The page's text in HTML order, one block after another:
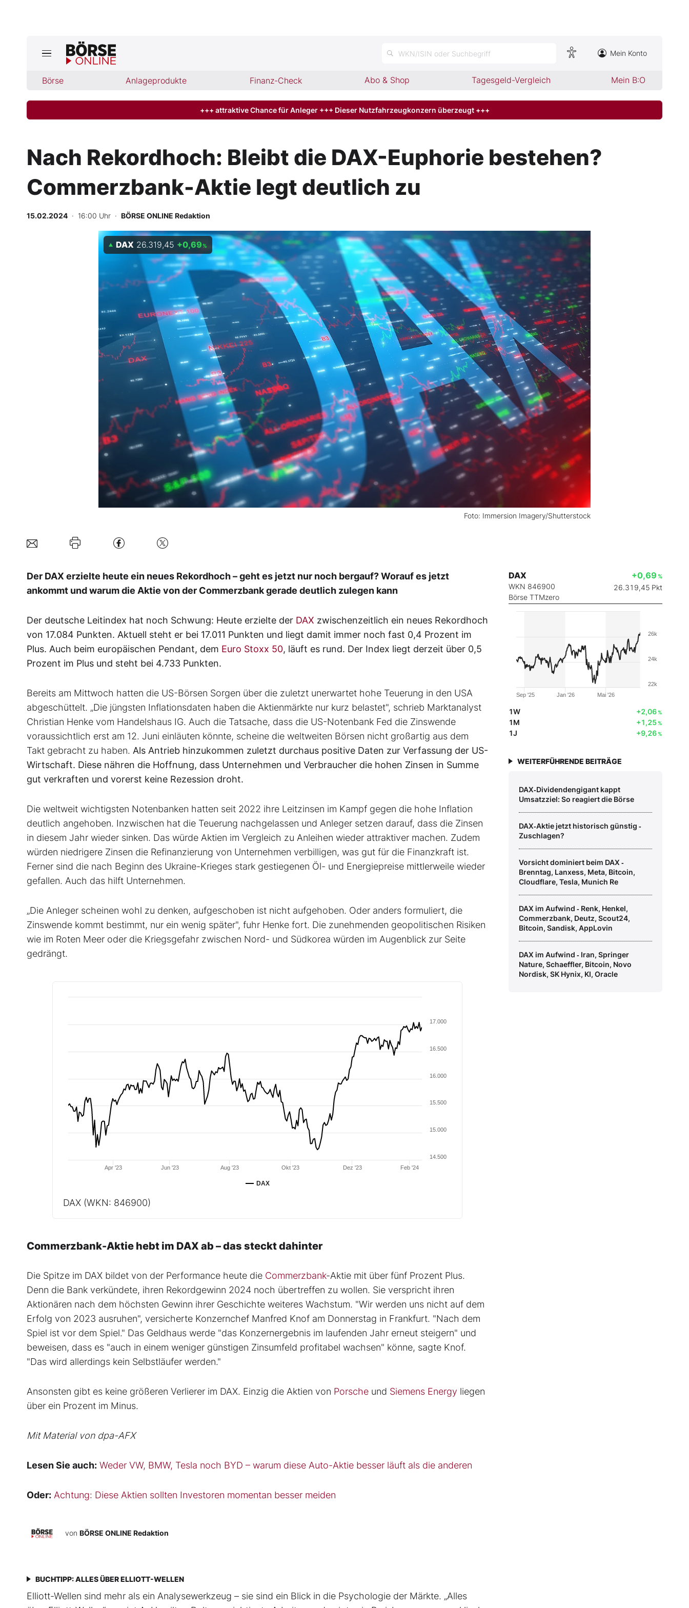
WKN/ISIN oder Suchbegriff Mein Konto
Börse Anlageprodukte Finanz-Check Abo & Shop Tagesgeld-Vergleich Mein B:O
Börse
Abo & Shop
BO-Musterdepots
Experten
Mein B:O
Mein Konto
Kontakt
+++ attraktive Chance für Anleger +++ Dieser Nutzfahrzeugkonzern überzeugt +++
Nach Rekordhoch: Bleibt die DAX-Euphorie bestehen?
Commerzbank-Aktie legt deutlich zu
15.02.2024 · 16:00 Uhr · BÖRSE ONLINE Redaktion
Foto: Immersion Imagery/Shutterstock
DAX 26.319,45 +0,69 %
Der DAX erzielte heute ein neues Rekordhoch – geht es jetzt nur noch bergauf? Worauf es jetzt
ankommt und warum die Aktie von der Commerzbank gerade deutlich zulegen kann
Der deutsche Leitindex hat noch Schwung: Heute erzielte der DAX zwischenzeitlich ein neues Rekordhoch
von 17.084 Punkten. Aktuell steht er bei 17.011 Punkten und liegt damit immer noch fast 0,4 Prozent im
Plus. Auch beim europäischen Pendant, dem Euro Stoxx 50, läuft es rund. Der Index liegt derzeit über 0,5
Prozent im Plus und steht bei 4.733 Punkten.
Bereits am Mittwoch hatten die US-Börsen Sorgen über die zuletzt unerwartet hohe Teuerung in den USA
abgeschüttelt. „Die jüngsten Inflationsdaten haben die Aktienmärkte nur kurz belastet", schrieb Marktanalyst
Christian Henke vom Handelshaus IG. Auch die Tatsache, dass die US-Notenbank Fed die Zinswende
voraussichtlich erst am 12. Juni einläuten könnte, scheine die weltweiten Börsen nicht großartig aus dem
Takt gebracht zu haben. Als Antrieb hinzukommen zuletzt durchaus positive Daten zur Verfassung der US-
Wirtschaft. Diese nähren die Hoffnung, dass Unternehmen und Verbraucher die hohen Zinsen in Summe
gut verkraften und vorerst keine Rezession droht.
Die weltweit wichtigsten Notenbanken hatten seit 2022 ihre Leitzinsen im Kampf gegen die hohe Inflation
deutlich angehoben. Inzwischen hat die Teuerung nachgelassen und Anleger setzen darauf, dass die Zinsen
in diesem Jahr wieder sinken. Das würde Aktien im Vergleich zu Anleihen wieder attraktiver machen. Zudem
würden niedrigere Zinsen die Refinanzierung von Unternehmen verbilligen, was gut für die Finanzkraft ist.
Ferner sind die nach Beginn des Ukraine-Krieges stark gestiegenen Öl- und Energiepreise mittlerweile wieder
gefallen. Auch das hilft Unternehmen.
„Die Anleger scheinen wohl zu denken, aufgeschoben ist nicht aufgehoben. Oder anders formuliert, die
Zinswende kommt bestimmt, nur ein wenig später", fuhr Henke fort. Die zunehmenden geopolitischen Risiken
wie im Roten Meer oder die Kriegsgefahr zwischen Nord- und Südkorea würden im Augenblick zur Seite
gedrängt.
DAX
Apr '23 Jun '23 Aug '23 Okt '23 Dez '23 Feb '24
14.500
15.000
15.500
16.000
16.500
17.000
DAX (WKN: 846900)
Commerzbank-Aktie hebt im DAX ab – das steckt dahinter
Die Spitze im DAX bildet von der Performance heute die Commerzbank-Aktie mit über fünf Prozent Plus.
Denn die Bank verkündete, ihren Rekordgewinn 2024 noch übertreffen zu wollen. Sie verspricht ihren
Aktionären nach dem höchsten Gewinn ihrer Geschichte weiteres Wachstum. "Wir werden uns nicht auf dem
Erfolg von 2023 ausruhen", versicherte Konzernchef Manfred Knof am Donnerstag in Frankfurt. "Nach dem
Spiel ist vor dem Spiel." Das Geldhaus werde "das Konzernergebnis im laufenden Jahr erneut steigern" und
beweisen, dass es "auch in einem weniger günstigen Zinsumfeld profitabel wachsen" könne, sagte Knof.
"Das wird allerdings kein Selbstläufer werden."
Ansonsten gibt es keine größeren Verlierer im DAX. Einzig die Aktien von Porsche und Siemens Energy liegen
über ein Prozent im Minus.
Mit Material von dpa-AFX
Lesen Sie auch: Weder VW, BMW, Tesla noch BYD – warum diese Auto-Aktie besser läuft als die anderen
Oder: Achtung: Diese Aktien sollten Investoren momentan besser meiden
von BÖRSE ONLINE Redaktion
BUCHTIPP: ALLES ÜBER ELLIOTT-WELLEN
Elliott-Wellen sind mehr als ein Analysewerkzeug – sie sind ein Blick in die Psychologie der Märkte. „Alles
DAX
WKN 846900
Börse TTMzero
+0,69 %
26.319,45 Pkt
Jan '26
Sep '25 Mai '26
22k
24k
26k
1W +2,06%
1M +1,25%
1J +9,26%
WEITERFÜHRENDE BEITRÄGE
DAX‑Dividendengigant kappt
Umsatzziel: So reagiert die Börse
DAX‑Aktie jetzt historisch günstig ‑
Zuschlagen?
Vorsicht dominiert beim DAX ‑
Brenntag, Lanxess, Meta, Bitcoin,
Cloudflare, Tesla, Munich Re
DAX im Aufwind ‑ Renk, Henkel,
Commerzbank, Deutz, Scout24,
Bitcoin, Sandisk, AppLovin
DAX im Aufwind ‑ Iran, Springer
Nature, Schaeffler, Bitcoin, Novo
Nordisk, SK Hynix, KI, Oracle